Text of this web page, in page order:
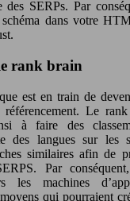
des SERPs. Par
dans votre
rank brain
est en train de
Le
à faire des
des langues sur
similaires afin de
Par
les machines
qui pourraient